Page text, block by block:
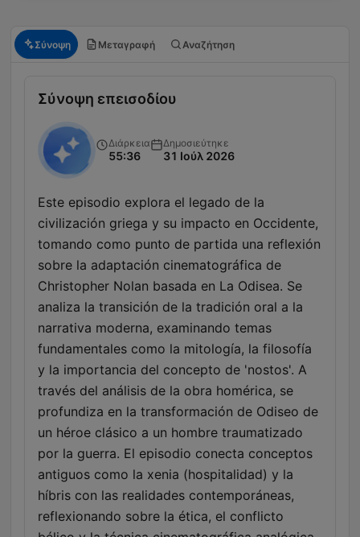
Σύνοψη Μεταγραφή Αναζήτηση
Σύνοψη επεισοδίου
Διάρκεια
55:36
Δημοσιεύτηκε
31 Ιούλ 2026
Este episodio explora el legado de la
civilización griega y su impacto en Occidente,
tomando como punto de partida una reflexión
sobre la adaptación cinematográfica de
Christopher Nolan basada en La Odisea. Se
analiza la transición de la tradición oral a la
narrativa moderna, examinando temas
fundamentales como la mitología, la filosofía
y la importancia del concepto de 'nostos'. A
través del análisis de la obra homérica, se
profundiza en la transformación de Odiseo de
un héroe clásico a un hombre traumatizado
por la guerra. El episodio conecta conceptos
antiguos como la xenia (hospitalidad) y la
híbris con las realidades contemporáneas,
reflexionando sobre la ética, el conflicto